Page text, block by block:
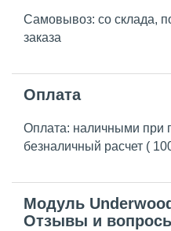
Самовывоз: со склада,
заказа
Оплата
Оплата: наличными при
безналичный расчет (
Модуль
Отзывы и